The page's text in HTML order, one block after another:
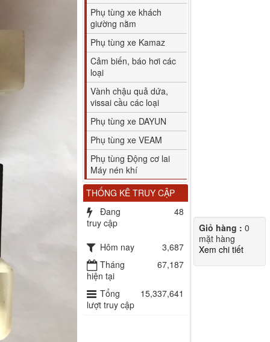
Phụ tùng xe khách
giường nằm
Phụ tùng xe Kamaz
Cảm biến, báo hơi các
loại
Vành chậu quả dứa,
vissai cầu các loại
Phụ tùng xe DAYUN
Phụ tùng xe VEAM
Phụ tùng Động cơ lai
Máy nén khí
THỐNG KÊ TRUY CẬP
Đang
truy cập
48
Hôm nay
3,687
Tháng
hiện tại
67,187
Tổng
lượt truy cập
15,337,641
Giỏ hàng : 0
mặt hàng
Xem chi tiết